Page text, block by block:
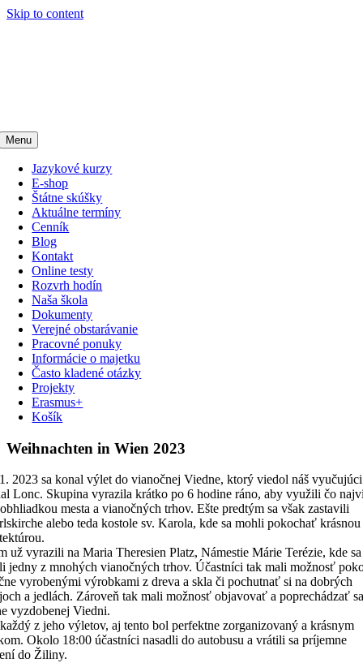
Skip to content
Menu
Jazykové kurzy
E-shop
Štátne skúšky
Aktuálne termíny
Cenník
Blog
Kontakt
Online testy
Rozvrh hodín
Naša škola
Dokumenty
Verejné obstarávanie
Pracovné ponuky
Informácie o majetku
Často kladené otázky
Projekty
Erasmus+
Košík
Weihnachten in Wien 2023
2023 sa konal výlet do vianočnej Viedne, ktorý viedol náš vyučujúci
Lonc. Skupina vyrazila krátko po 6 hodine ráno, aby využili čo
mesta a vianočných trhov. Ešte predtým sa však zastavili
alebo teda kostole sv. Karola, kde sa mohli pokochať krásnou
už vyrazili na Maria Theresien Platz, Námestie Márie Terézie, kde sa
jedny z mnohých vianočných trhov. Účastníci tak mali možnosť
vyrobenými výrobkami z dreva a skla či pochutnať si na dobrých
a jedlách. Zároveň tak mali možnosť objavovať a poprechádzať
vyzdobenej Viedni.
z jeho výletov, aj tento bol perfektne zorganizovaný a krásnym
Okolo 18:00 účastníci nasadli do autobusu a vrátili sa príjemne
do Žiliny.